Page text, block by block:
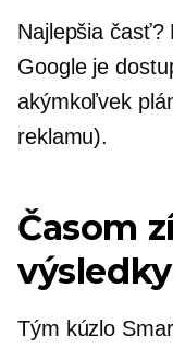
Najlepšia časť?
Google je
akýmkoľvek
reklamu).
Časom
výsledky
Tým kúzlo